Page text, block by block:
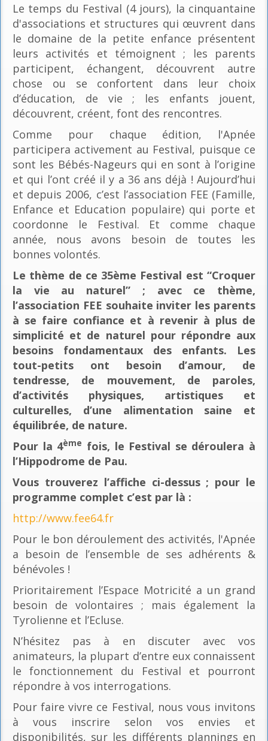
Le temps du Festival (4 jours), la cinquantaine
d'associations et structures qui œuvrent dans
le domaine de la petite enfance présentent
leurs activités et témoignent ; les parents
participent, échangent, découvrent autre
chose ou se confortent dans leur choix
d’éducation, de vie ; les enfants jouent,
découvrent, créent, font des rencontres.
Comme pour chaque édition, l'Apnée
participera activement au Festival, puisque ce
sont les Bébés-Nageurs qui en sont à l’origine
et qui l’ont créé il y a 36 ans déjà ! Aujourd’hui
et depuis 2006, c’est l’association FEE (Famille,
Enfance et Education populaire) qui porte et
coordonne le Festival. Et comme chaque
année, nous avons besoin de toutes les
bonnes volontés.
Le thème de ce 35ème Festival est “Croquer
la vie au naturel” ; avec ce thème,
l’association FEE souhaite inviter les parents
à se faire confiance et à revenir à plus de
simplicité et de naturel pour répondre aux
besoins fondamentaux des enfants. Les
tout-petits ont besoin d’amour, de
tendresse, de mouvement, de paroles,
d’activités physiques, artistiques et
culturelles, d’une alimentation saine et
équilibrée, de nature.
Pour la 4ème fois, le Festival se déroulera à
l’Hippodrome de Pau.
Vous trouverez l’affiche ci-dessus ; pour le
programme complet c’est par là :
http://www.fee64.fr
Pour le bon déroulement des activités, l'Apnée
a besoin de l’ensemble de ses adhérents &
bénévoles !
Prioritairement l’Espace Motricité a un grand
besoin de volontaires ; mais également la
Tyrolienne et l’Ecluse.
N’hésitez pas à en discuter avec vos
animateurs, la plupart d’entre eux connaissent
le fonctionnement du Festival et pourront
répondre à vos interrogations.
Pour faire vivre ce Festival, nous vous invitons
à vous inscrire selon vos envies et
disponibilités, sur les différents plannings en